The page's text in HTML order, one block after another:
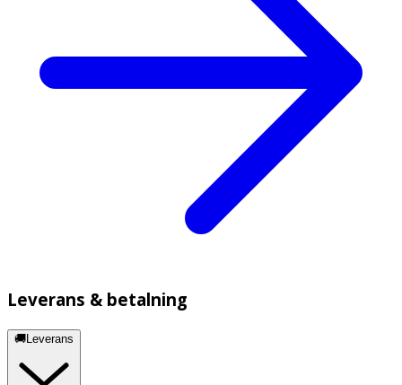
Leverans & betalning
🚚Leverans